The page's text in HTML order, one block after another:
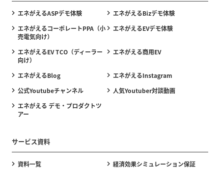
エネがえるASPデモ体験
エネがえるBizデモ体験
エネがえるコーポレートPPA（小
売電気向け）
エネがえるEVデモ体験
エネがえるEV TCO（ディーラー
向け）
エネがえる商用EV
エネがえるBlog
エネがえるInstagram
公式Youtubeチャンネル
人気Youtuber対談動画
エネがえる デモ・プロダクトツ
アー
サービス資料
資料一覧
経済効果シミュレーション保証